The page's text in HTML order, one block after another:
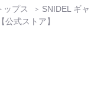
ップス
SNIDEL ギャ
式ストア】